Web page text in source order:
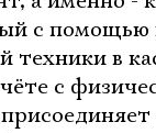
с помощью
техники в
с